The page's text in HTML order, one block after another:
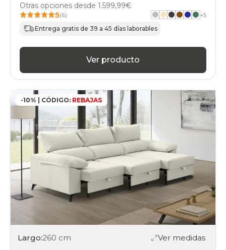
Otras opciones desde 1.599,99€
5(6) +5
Entrega gratis de 39 a 45 días laborables
Ver producto
-10% | CÓDIGO: REBAJAS
Largo:260 cm Ver medidas